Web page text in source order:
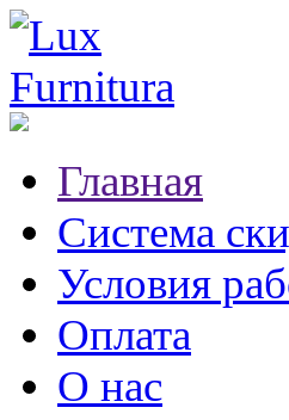
Главная
Система
Условия
Оплата
О нас